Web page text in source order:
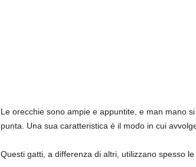
Le orecchie sono ampie e appuntite, e man mano
punta. Una sua caratteristica è il modo in cui
Questi gatti, a differenza di altri, utilizzano spesso